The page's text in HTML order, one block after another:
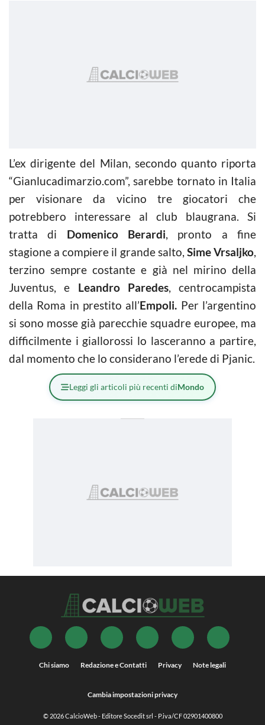
L’ex dirigente del Milan, secondo quanto riporta
“Gianlucadimarzio.com”, sarebbe tornato in Italia
per visionare da vicino tre giocatori che
potrebbero interessare al club blaugrana. Si
tratta di Domenico Berardi, pronto a fine
stagione a compiere il grande salto, Sime Vrsaljko,
terzino sempre costante e già nel mirino della
Juventus, e Leandro Paredes, centrocampista
della Roma in prestito all’Empoli. Per l’argentino
si sono mosse già parecchie squadre europee, ma
difficilmente i giallorossi lo lasceranno a partire,
dal momento che lo considerano l’erede di Pjanic.
Leggi gli articoli più recenti diMondo
Chi siamo Redazione e Contatti Privacy Note legali
Cambia impostazioni privacy
© 2026CalcioWeb- Editore Socedit srl - P.iva/CF 02901400800